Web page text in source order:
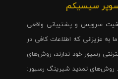
سیسیکم
سرویس و پشتیبانی واقعی
به عزیزانی که اطلاعات کافی در
رسیور خود ندارند، روش‌های
روش‌های تمدید شیرینگ رسیور: